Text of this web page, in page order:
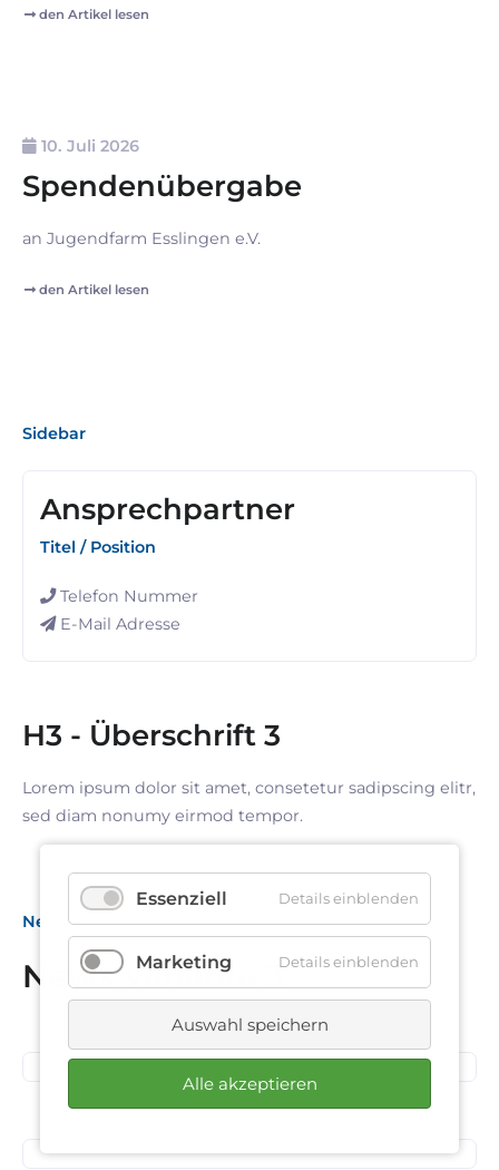
den Artikel lesen
10. Juli 2026
Spendenübergabe
an Jugendfarm Esslingen e.V.
den Artikel lesen
Sidebar
Ansprechpartner
Titel / Position
Telefon Nummer
E-Mail Adresse
H3 - Überschrift 3
Lorem ipsum dolor sit amet, consetetur sadipscing elitr,
sed diam nonumy eirmod tempor.
News
News Variante 3
18. März 2025
Netzwerkabend
11. März 2025
Essenziell Details einblenden
Marketing Details einblenden
Auswahl speichern
Alle akzeptieren